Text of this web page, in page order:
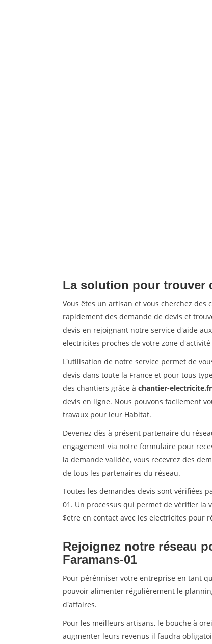
La solution pour trouver
Vous êtes un artisan et vous cherchez des
rapidement des demande de devis et
devis en rejoignant notre service d'aide
electricites proches de votre zone
L'utilisation de notre service permet de
devis dans toute la France et pour tous
des chantiers grâce à chantier-electricite.fr
devis en ligne. Nous pouvons facilement
travaux pour leur Habitat.
Devenez dès à présent partenaire du
engagement via notre formulaire pour
la demande validée, vous recevrez des
de tous les partenaires du réseau.
Toutes les demandes devis sont vérifiées
01. Un processus qui permet de vérifier la
$etre en contact avec les electricites pour
Rejoignez notre réseau
Faramans-01
Pour pérénniser votre entreprise en tant
pouvoir alimenter régulièrement le
d'affaires.
Pour les meilleurs artisans, le bouche à
augmenter leurs revenus il faudra